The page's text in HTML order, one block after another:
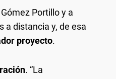
Portillo y a
a distancia y, de esa
proyecto.
. “La